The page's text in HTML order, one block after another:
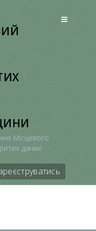
Місцевого
даних